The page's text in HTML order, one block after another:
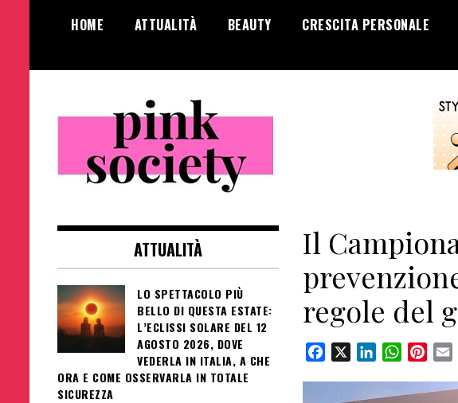
HOME ATTUALITÀ BEAUTY CRESCITA PERSONALE
Pink Society
femminile
Il
regole del
Facebook LinkedInWhatsApp
ATTUALITÀ
LO SPETTACOLO PIÙ
BELLO DI QUESTA ESTATE:
L’ECLISSI SOLARE DEL 12
AGOSTO 2026, DOVE
VEDERLA IN ITALIA, A CHE
ORA E COME OSSERVARLA IN TOTALE
SICUREZZA